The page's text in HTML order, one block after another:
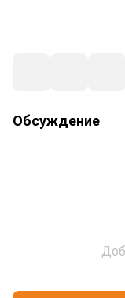
Обсуждение